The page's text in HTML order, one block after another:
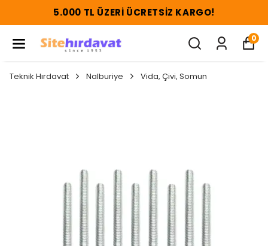
5.000 TL ÜZERI ÜCRETSIZ KARGO!
0
Teknik Hırdavat Nalburiye Vida, Çivi, Somun